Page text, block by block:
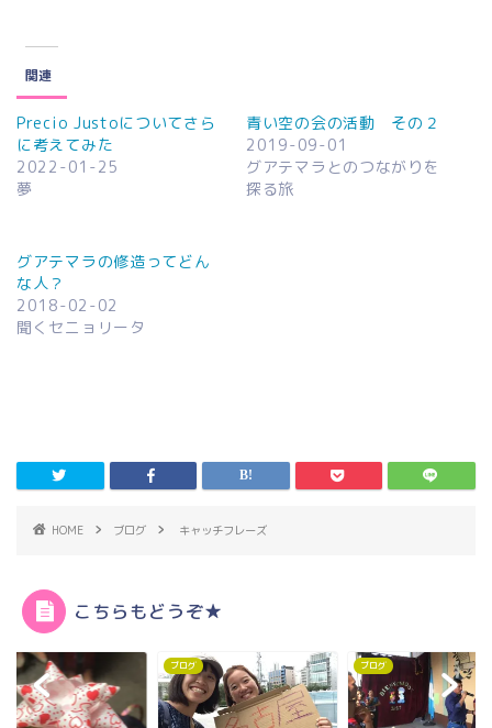
関連
Precio Justoについてさら
に考えてみた
2022-01-25
夢
青い空の会の活動 その２
2019-09-01
グアテマラとのつながりを
探る旅
グアテマラの修造ってどん
な人？
2018-02-02
聞くセニョリータ
HOME ブログ キャッチフレーズ
こちらもどうぞ★
ブログ ブログ